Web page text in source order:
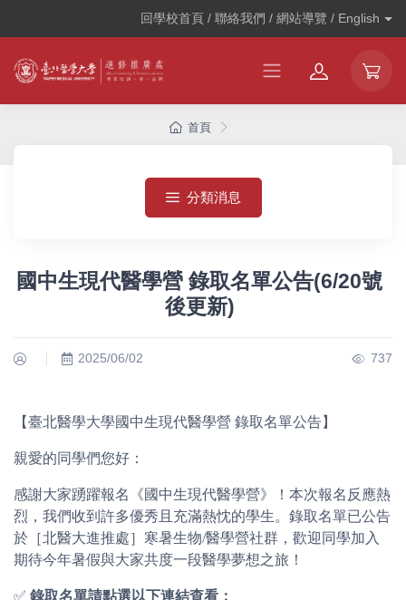
回學校首頁 / 聯絡我們 / 網站導覽 / English
首頁
分類消息
國中生現代醫學營 錄取名單公告(6/20號
後更新)
2025/06/02 737
【臺北醫學大學國中生現代醫學營 錄取名單公告】
親愛的同學們您好：
感謝大家踴躍報名《國中生現代醫學營》！本次報名反應熱
烈，我們收到許多優秀且充滿熱忱的學生。錄取名單已公告
於［北醫大進推處］寒暑生物/醫學營社群，歡迎同學加入
期待今年暑假與大家共度一段醫學夢想之旅！
✅ 錄取名單請點選以下連結查看：